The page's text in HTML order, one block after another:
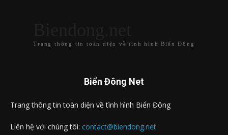
Trang thông tin toàn diện về tình hình Biển Đông
Biển Đông Net
Trang thông tin toàn diện về tình hình Biển Đông
Liên hệ với chúng tôi: contact@biendong.net